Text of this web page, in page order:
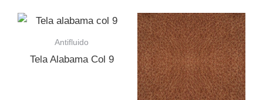
Antifluido
Tela Alabama Col 9